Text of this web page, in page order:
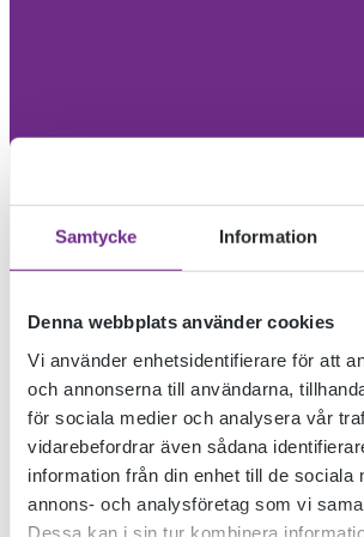
Samtycke Information
Denna webbplats använder cookies
Vi använder enhetsidentifierare för att
och annonserna till användarna,
för sociala medier och analysera vår
vidarebefordrar även sådana
information från din enhet till de sociala
annons- och analysföretag som vi
Dessa kan i sin tur kombinera